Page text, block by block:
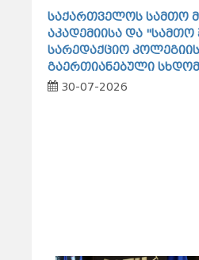
საქართველოს სამთო
აკადემიისა და
სარედაქციო კოლეგიის
გაერთიანებული
30-07-2026